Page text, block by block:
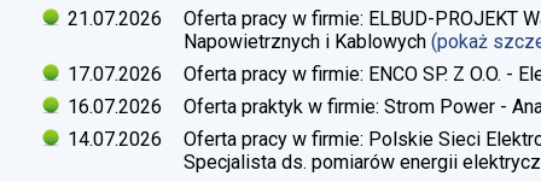
21.07.2026
Oferta pracy w firmie: ELBUD-PROJEKT
Napowietrznych i Kablowych (pokaż
17.07.2026
Oferta pracy w firmie: ENCO SP. Z O.O. -
16.07.2026
Oferta praktyk w firmie: Strom Power -
14.07.2026
Oferta pracy w firmie: Polskie Sieci
Specjalista ds. pomiarów energii